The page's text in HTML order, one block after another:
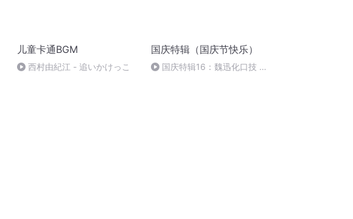
儿童卡通BGM
西村由紀江 - 追いかけっこ
国庆特辑（国庆节快乐）
国庆特辑16：魏迅化口技 二